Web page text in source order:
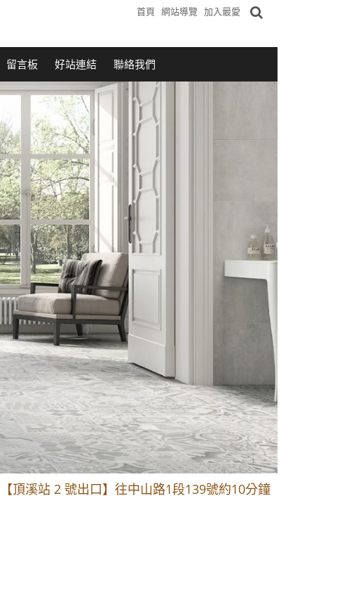
首頁 網站導覽 加入最愛
留言板 好站連結 聯絡我們
山路1段 到永平路路口(樂華夜市口)門口可停車
頂溪站 2 號出口】往中山路1段139號約10分鐘
親愛的客戶加入 LINE官方帳號@a0975005573